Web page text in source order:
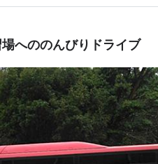
へののんびりドライブ